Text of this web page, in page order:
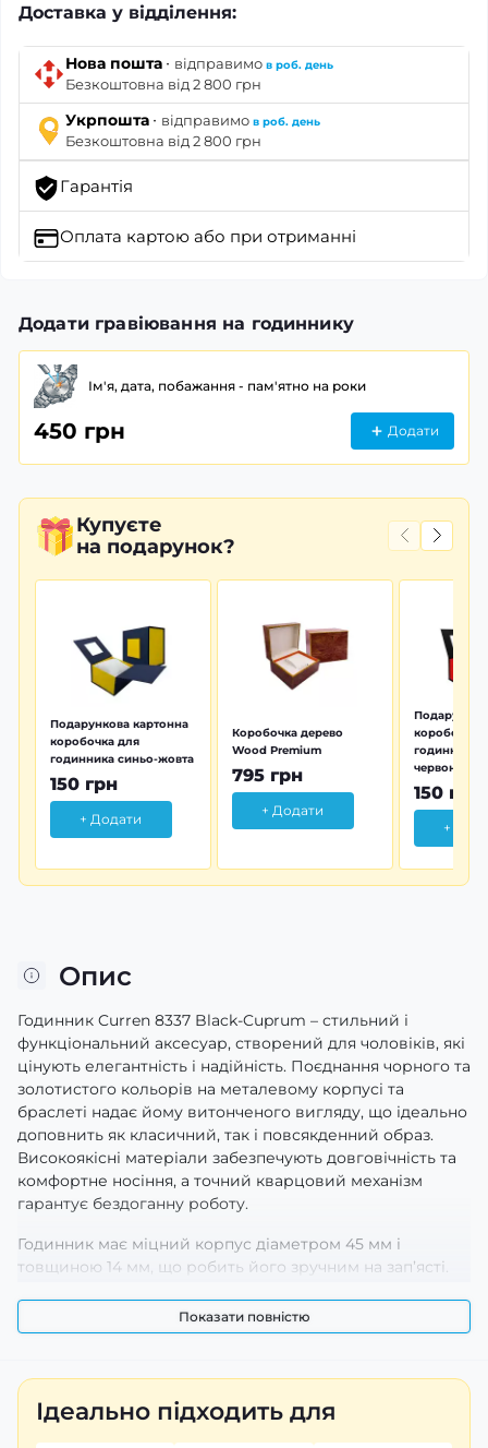
Доставка у відділення:
Нова пошта · відправимо в роб. день
Безкоштовна від 2 800 грн
Укрпошта · відправимо в роб. день
Безкоштовна від 2 800 грн
Гарантія
Оплата картою або при отриманні
Додати гравіювання на годиннику
Ім'я, дата, побажання - пам'ятно на роки
450 грн Додати
Купуєте
на подарунок?
Подарункова картонна
коробочка для
годинника синьо-жовта
150 грн
+ Додати
Коробочка дерево
Wood Premium
795 грн
+ Додати
коробочка
годинника
червона
150 грн
+
Опис
Годинник Curren 8337 Black-Cuprum – стильний і
функціональний аксесуар, створений для чоловіків, які
цінують елегантність і надійність. Поєднання чорного та
золотистого кольорів на металевому корпусі та
браслеті надає йому витонченого вигляду, що ідеально
доповнить як класичний, так і повсякденний образ.
Високоякісні матеріали забезпечують довговічність та
комфортне носіння, а точний кварцовий механізм
гарантує бездоганну роботу.
Годинник має міцний корпус діаметром 45 мм і
товщиною 14 мм, що робить його зручним на зап’ясті.
вологи, тому його можна носити навіть у дощову
погоду. Циферблат виконаний у стильному дизайні з
елементами.
Люмінесцентне підсвічування дозволяє легко
Показати повністю
Ідеально підходить для